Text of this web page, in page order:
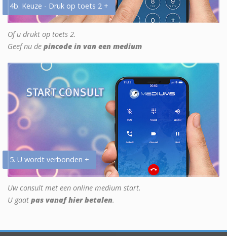
4b. Keuze - Druk op toets 2 +
Of u drukt op toets 2.
Geef nu de pincode in van een medium
5. U wordt verbonden +
Uw consult met een online medium start.
U gaat pas vanaf hier betalen.